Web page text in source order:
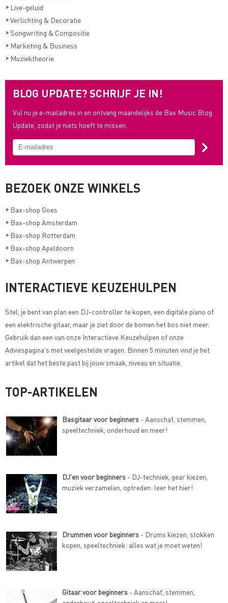
> Live-geluid
>Verlichting & Decoratie
> Songwriting & Compositie
> Marketing & Business
> Muziektheorie
BLOG UPDATE? SCHRIJF JE IN!
Vul nu je e-mailadres in en ontvang maandelijks de Bax Music Blog
Update, zodat je niets hoeft te missen.
BEZOEK ONZE WINKELS
> Bax-shop Goes
> Bax-shop Amsterdam
> Bax-shop Rotterdam
> Bax-shop Apeldoorn
> Bax-shop Antwerpen
INTERACTIEVE KEUZEHULPEN
Stel, je bent van plan een DJ-controller te kopen, een digitale piano of
een elektrische gitaar, maar je ziet door de bomen het bos niet meer.
Gebruik dan een van onze Interactieve Keuzehulpen of onze
Adviespagina's met veelgestelde vragen . Binnen 5 minuten vind je het
artikel dat het beste past bij jouw smaak, niveau en situatie.
TOP-ARTIKELEN
Basgitaar voor beginners - Aanschaf, stemmen,
speeltechniek, onderhoud en meer!
DJ'en voor beginners - DJ-techniek, gear kiezen,
muziek verzamelen, optreden: leer het hier!
Drummen voor beginners - Drums kiezen, stokken
kopen, speeltechniek: alles wat je moet weten!
Gitaar voor beginners - Aanschaf, stemmen,